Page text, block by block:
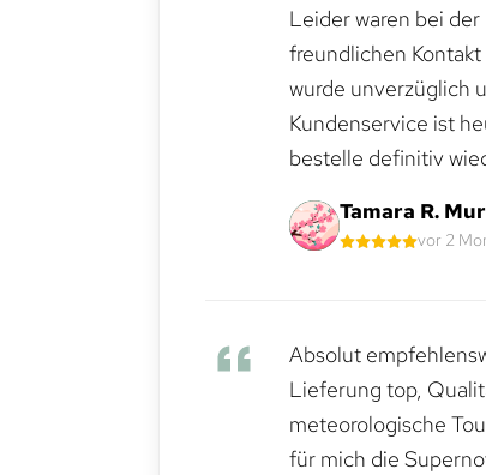
Leider waren bei
freundlichen
wurde unverzüglich
Kundenservice ist
bestelle definitiv
Tamara R.
vor 2
Absolut
Lieferung top,
meteorologische
für mich die